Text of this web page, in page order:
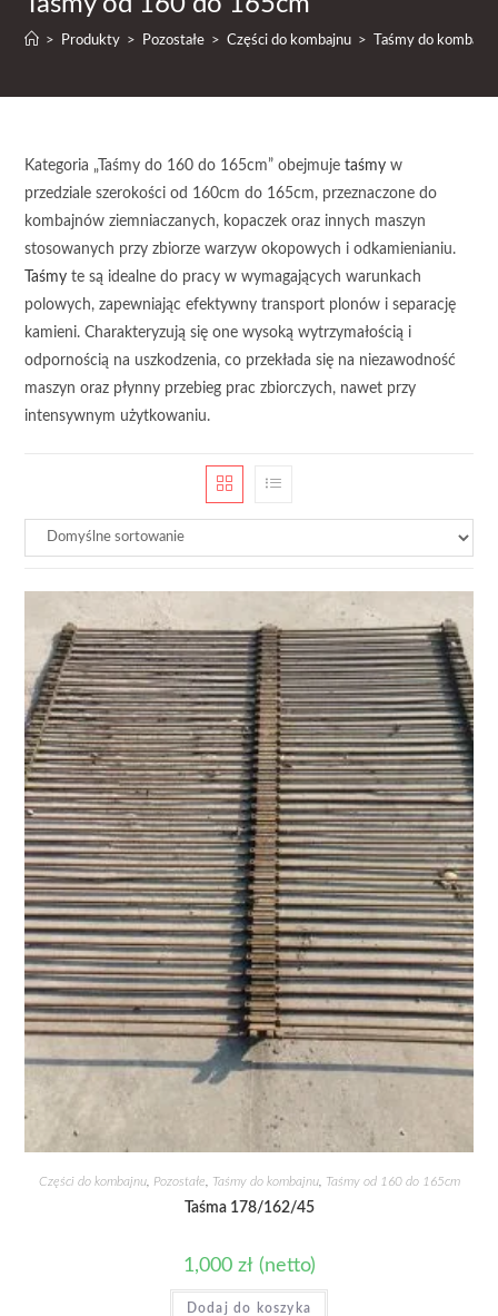
> Produkty > Pozostałe > Części do kombajnu > Taśmy do kombajnu
Kategoria „Taśmy do 160 do 165cm” obejmujetaśmy w
przedziale szerokości od 160cm do 165cm, przeznaczone do
kombajnów ziemniaczanych, kopaczek oraz innych maszyn
stosowanych przy zbiorze warzyw okopowych i odkamienianiu.
Taśmy te są idealne do pracy w wymagających warunkach
polowych, zapewniając efektywny transport plonów i separację
kamieni. Charakteryzują się one wysoką wytrzymałością i
odpornością na uszkodzenia, co przekłada się na niezawodność
maszyn oraz płynny przebieg prac zbiorczych, nawet przy
intensywnym użytkowaniu.
Części do kombajnu, Pozostałe Taśmy do kombajnu, Taśmy od 160 do 165cm
Taśma 178/162/45
1,000 zł (netto)
Dodaj do koszyka